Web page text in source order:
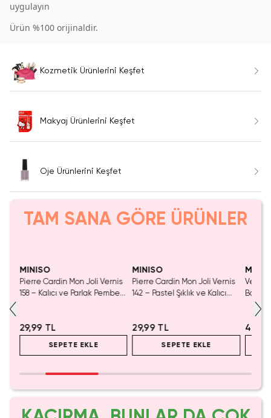
uygulayın
Ürün %100 orijinaldir.
Kozmetik Ürünlerini Keşfet
Makyaj Ürünlerini Keşfet
Oje Ürünlerini Keşfet
TAM SANA GÖRE ÜRÜNLER
MINISO
Pierre Cardin Mon Joli Vernis
158 – Kalıcı ve Parlak Pembe
29,99 TL
SEPETE EKLE
MINISO
Pierre Cardin Mon Joli Vernis
142 – Pastel Şıklık ve Kalıcı
29,99 TL
SEPETE EKLE
&